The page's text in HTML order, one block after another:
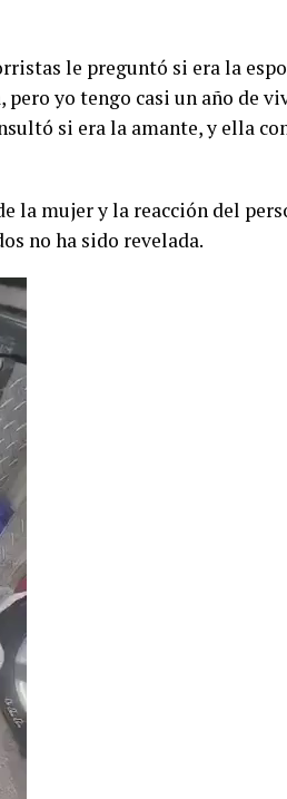
le preguntó si era la
yo tengo casi un año de
si era la amante, y ella
la mujer y la reacción del
no ha sido revelada.